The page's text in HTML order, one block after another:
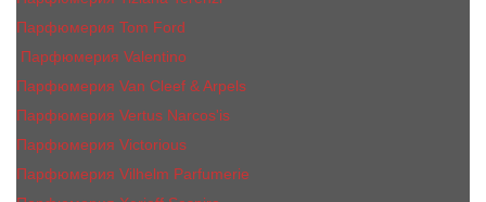
Парфюмерия Tom Ford
Парфюмерия Valentino
Парфюмерия Van Cleef & Arpels
Парфюмерия Vertus Narcos'is
Парфюмерия Victorious
Парфюмерия Vilhelm Parfumerie